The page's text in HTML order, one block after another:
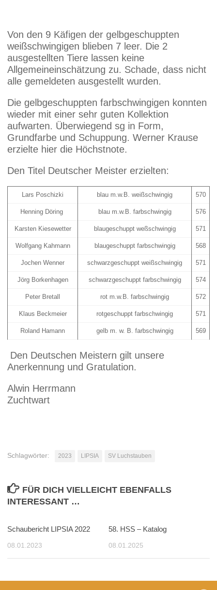
Von den 9 Käfigen der gelbgeschuppten
weißschwingigen blieben 7 leer. Die 2
ausgestellten Tiere lassen keine
Allgemeineinschätzung zu. Schade, dass nicht
alle gemeldeten ausgestellt wurden.
Die gelbgeschuppten farbschwingigen konnten
wieder mit einer sehr guten Kollektion
aufwarten. Überwiegend sg in Form,
Grundfarbe und Schuppung. Werner Krause
erzielte hier die Höchstnote.
Den Titel Deutscher Meister erzielten:
Lars Poschizki blau m.w.B. weißschwingig 570
Henning Döring blau m.w.B. farbschwingig 576
Karsten Kiesewetter blaugeschuppt weßschwingig 571
Wolfgang Kahmann blaugeschuppt farbschwingig 568
Jochen Wenner schwarzgeschuppt weißschwingig 571
Jörg Borkenhagen schwarzgeschuppt farbschwingig 574
Peter Bretall rot m.w.B. farbschwingig 572
Klaus Beckmeier rotgeschuppt farbschwingig 571
Roland Hamann gelb m. w. B. farbschwingig 569
Den Deutschen Meistern gilt unsere
Anerkennung und Gratulation.
Alwin Herrmann
Zuchtwart
Schlagwörter: 2023 LIPSIA SV Luchstauben
FÜR DICH VIELLEICHT EBENFALLS
INTERESSANT …
Schaubericht LIPSIA 2022
08.01.2023
58. HSS – Katalog
08.01.2025